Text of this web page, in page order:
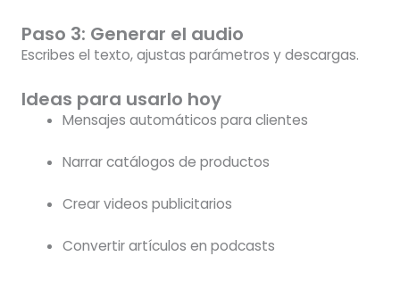
Paso 3: Generar el audio
Escribes el texto, ajustas parámetros y descargas.
Ideas para usarlo hoy
Mensajes automáticos para clientes
Narrar catálogos de productos
Crear videos publicitarios
Convertir artículos en podcasts